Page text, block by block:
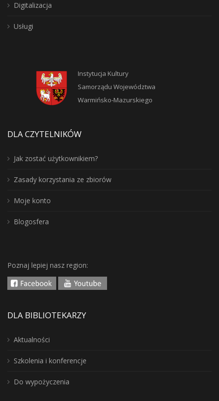
Digitalizacja
Usługi
Instytucja Kultury
Samorządu Województwa
Warmińsko-Mazurskiego
DLA CZYTELNIKÓW
Jak zostać użytkownikiem?
Zasady korzystania ze zbiorów
Moje konto
Blogosfera
Poznaj lepiej nasz region:
DLA BIBLIOTEKARZY
Aktualności
Szkolenia i konferencje
Do wypożyczenia